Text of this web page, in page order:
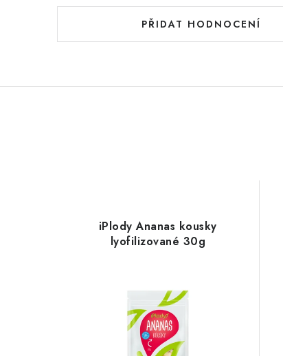
PŘIDAT HODNOCENÍ
iPlody Ananas kousky
lyofilizované 30g